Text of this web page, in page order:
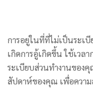
การอยู่ในที่ที่ไม่เป็นระเ
เกิดการอู้เกิดขึ้น ใช้เวล
ระเบียบส่วนทำงานของ
สัปดาห์ของคุณ เพื่อความ